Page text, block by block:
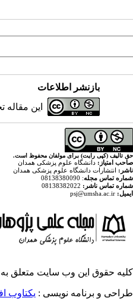
بازنشر اطلاعات
این
حق تالیف (کپی رایت) برای مولفان محفوظ است.
صاحب امتیاز: دانشگاه علوم پزشکی همدان
ناشر: انتشارات دانشگاه علوم پزشکی همدان
شماره تماس مجله: 08138380090
شماره تماس ناشر:
ایمیل:
کلیه حقوق این وب سایت متعلق به
طراحی و برنامه نویسی : یکتاوب